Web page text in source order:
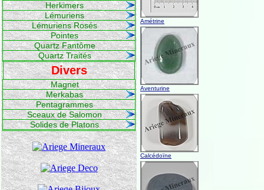
Herkimers
Lémuriens
Lémuriens Rosés
Pointes
Quartz Fantôme
Quartz Traités
Divers
Magnet
Merkabas
Pentagrammes
Sceaux de Salomon
Solides de Platons
Amétrine
Aventurine
Calcédoïne